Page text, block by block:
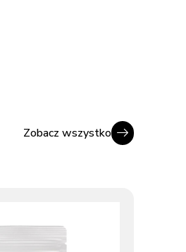
Zobacz wszystko